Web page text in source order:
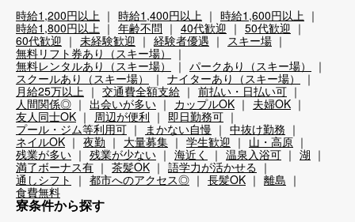
時給1,200円以上 時給1,400円以上
時給1,600円以上
時給1,800円以上
年齢不問 40代歓迎
50代歓迎
60代歓迎
未経験歓迎 経験者優遇
スキー場
無料リフト券あり（スキー場）
無料レンタルあり（スキー場）
パークあり（スキー場）
スクールあり（スキー場）
ナイターあり（スキー場）
月給25万以上
交通費全額支給
前払い・日払い可
人間関係◎
出会いが多い カップルOK
夫婦OK
友人同士OK
周辺が便利
即日勤務可
プール・ジム等利用可
まかない自慢
中抜け勤務
ネイルOK
夜勤 大量募集 学生歓迎
山・高原
残業が多い
残業が少ない 海近く 温泉入浴可
湖
満了ボーナス有
茶髪OK
語学力が活かせる
通しシフト
都市へのアクセス◎ 長髪OK
離島
食費無料
寮条件から探す